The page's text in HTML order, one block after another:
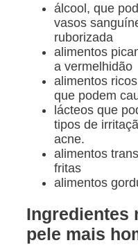
álcool, que
vasos
ruborizada
alimentos
a vermelhidão
alimentos
que podem
lácteos que
tipos de
acne.
alimentos
fritas
alimentos
Ingredientes
pele mais